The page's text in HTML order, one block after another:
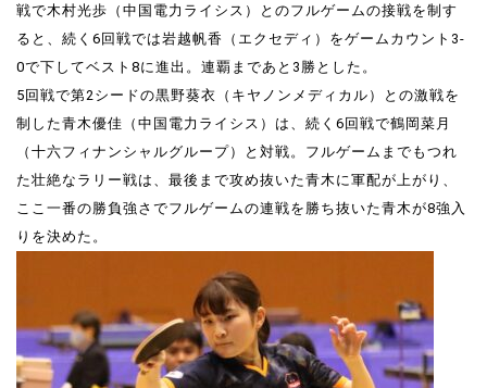
戦で木村光歩（中国電力ライシス）とのフルゲームの接戦を制す
ると、続く6回戦では岩越帆香（エクセディ）をゲームカウント3-
0で下してベスト8に進出。連覇まであと3勝とした。
5回戦で第2シードの黒野葵衣（キヤノンメディカル）との激戦を
制した青木優佳（中国電力ライシス）は、続く6回戦で鶴岡菜月
（十六フィナンシャルグループ）と対戦。フルゲームまでもつれ
た壮絶なラリー戦は、最後まで攻め抜いた青木に軍配が上がり、
ここ一番の勝負強さでフルゲームの連戦を勝ち抜いた青木が8強入
りを決めた。